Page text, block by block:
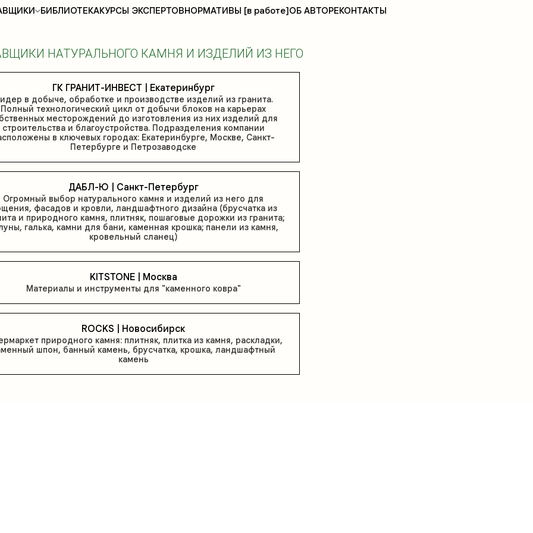
БИБЛИОТЕКАКУРСЫ ЭКСПЕРТОВНОРМАТИВЫ [в работе]ОБ АВТОРЕКОНТАКТЫ
НАТУРАЛЬНОГО КАМНЯ И ИЗДЕЛИЙ ИЗ НЕГО
ГК ГРАНИТ-ИНВЕСТ | Екатеринбург
в добыче, обработке и производстве изделий из гранита.
Полный технологический цикл от добычи блоков на карьерах
месторождений до изготовления из них изделий для
строительства и благоустройства. Подразделения компании
в ключевых городах: Екатеринбурге, Москве, Санкт-
Петербурге и Петрозаводске
ДАБЛ-Ю | Санкт-Петербург
Огромный выбор натурального камня и изделий из него для
фасадов и кровли, ландшафтного дизайна (брусчатка из
и природного камня, плитняк, пошаговые дорожки из гранита;
галька, камни для бани, каменная крошка; панели из камня,
кровельный сланец)
KITSTONE | Москва
Материалы и инструменты для "каменного ковра"
ROCKS | Новосибирск
природного камня: плитняк, плитка из камня, раскладки,
шпон, банный камень, брусчатка, крошка, ландшафтный
камень